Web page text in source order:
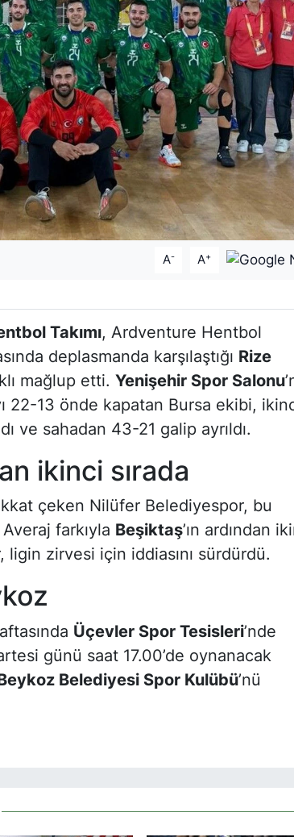
A- A+
Takımı, Ardventure Hentbol
deplasmanda karşılaştığı Rize
mağlup etti. Yenişehir Spor Salonu
22-13 önde kapatan Bursa ekibi,
ve sahadan 43-21 galip ayrıldı.
ikinci sırada
çeken Nilüfer Belediyespor, bu
farkıyla Beşiktaş’ın ardından
ligin zirvesi için iddiasını sürdürdü.
Üçevler Spor Tesisleri’nde
günü saat 17.00’de oynanacak
Belediyesi Spor Kulübü’nü